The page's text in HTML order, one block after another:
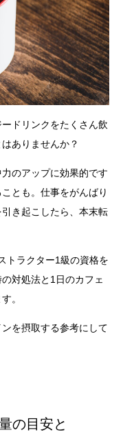
ドリンクをたくさん飲
ありませんか？
のアップに効果的です
とも。仕事をがんばり
き起こしたら、本末転
トラクター1級の資格を
対処法と1日のカフェ
。
を摂取する参考にして
の目安と